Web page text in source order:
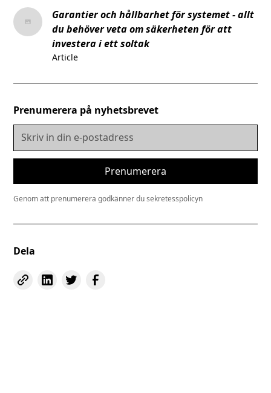
Garantier och hållbarhet för systemet - allt
du behöver veta om säkerheten för att
investera i ett soltak
Article
Prenumerera på nyhetsbrevet
Genom att prenumerera godkänner du sekretesspolicyn
Dela